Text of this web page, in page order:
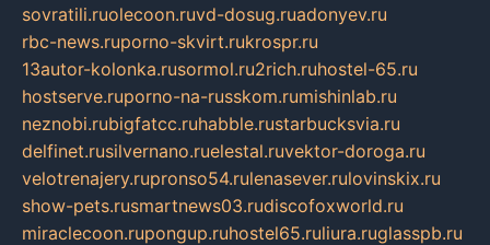
sovratili.ruolecoon.ruvd-dosug.ruadonyev.ru
rbc-news.ruporno-skvirt.rukrospr.ru
13autor-kolonka.rusormol.ru2rich.ruhostel-65.ru
hostserve.ruporno-na-russkom.rumishinlab.ru
neznobi.rubigfatcc.ruhabble.rustarbucksvia.ru
delfinet.rusilvernano.ruelestal.ruvektor-doroga.ru
velotrenajery.rupronso54.rulenasever.rulovinskix.ru
show-pets.rusmartnews03.rudiscofoxworld.ru
miraclecoon.rupongup.ruhostel65.ruliura.ruglasspb.ru